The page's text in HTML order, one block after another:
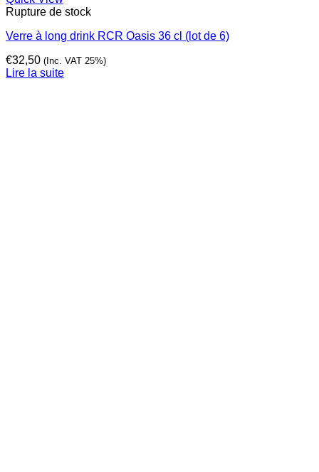
Rupture de stock
Verre à long drink RCR Oasis 36 cl (lot de 6)
€32,50 (Inc. VAT 25%)
Lire la suite